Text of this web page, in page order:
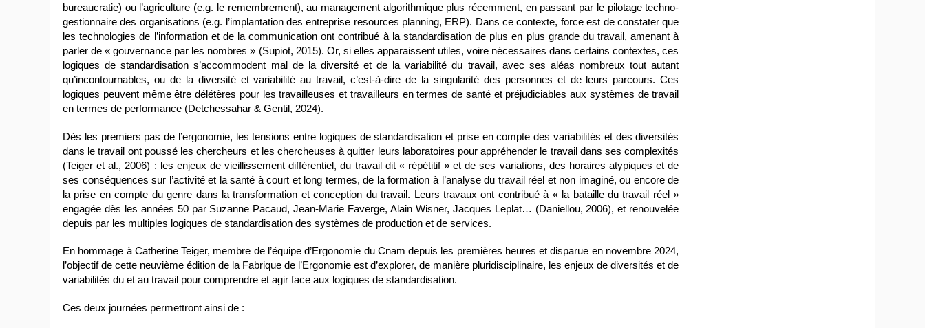
bureaucratie) ou l’agriculture (e.g. le remembrement), au management algorithmiqueplus récemment, en passant par le pilotage techno-
gestionnaire des organisations (e.g. l’implantation desentreprise resources planning, ERP). Dans ce contexte, force est de constater que
les technologies de l’information et de la communication ont contribué à la standardisation de plus en plus grande du travail, amenant à
parler de «gouvernance par les nombres » (Supiot, 2015). Or, si elles apparaissent utiles, voire nécessaires dans certains contextes, ces
logiques de standardisation s’accommodent mal de la diversité et de la variabilitédu travail, avec ses aléas nombreux tout autant
qu’incontournables, ou de la diversité et variabilitéau travail, c’est-à-dire de la singularité des personnes et de leurs parcours. Ces
logiques peuvent même être délétères pour les travailleuses et travailleurs en termes de santé et préjudiciables aux systèmes de travail
en termes de performance (Detchessahar & Gentil, 2024).
Dès les premiers pas de l’ergonomie, les tensions entre logiques de standardisation et prise en compte des variabilités et des diversités
dans le travail ont poussé les chercheurs et les chercheuses à quitter leurs laboratoires pour appréhender le travail dans ses complexités
(Teiger et al., 2006) : les enjeux de vieillissement différentiel, du travail dit « répétitif » et de ses variations, des horaires atypiques et de
ses conséquences sur l’activité et la santé à court et long termes, de la formation à l’analyse du travail réel et non imaginé, ou encore de
la prise en compte du genre dans la transformation et conception du travail. Leurs travaux ont contribué à « la bataille du travail réel »
engagée dès les années 50 par Suzanne Pacaud, Jean-Marie Faverge, Alain Wisner, Jacques Leplat… (Daniellou, 2006), et renouvelée
depuis par les multiples logiques de standardisation des systèmes de production et de services.
En hommage à Catherine Teiger, membre de l’équipe d’Ergonomie du Cnam depuis les premières heures et disparue en novembre 2024,
l’objectif de cette neuvième édition de la Fabrique de l’Ergonomie est d’explorer, de manière pluridisciplinaire, les enjeux dediversités et de
variabilitésdu etau travail pour comprendre et agir face aux logiques de standardisation.
Ces deux journées permettront ainsi de :